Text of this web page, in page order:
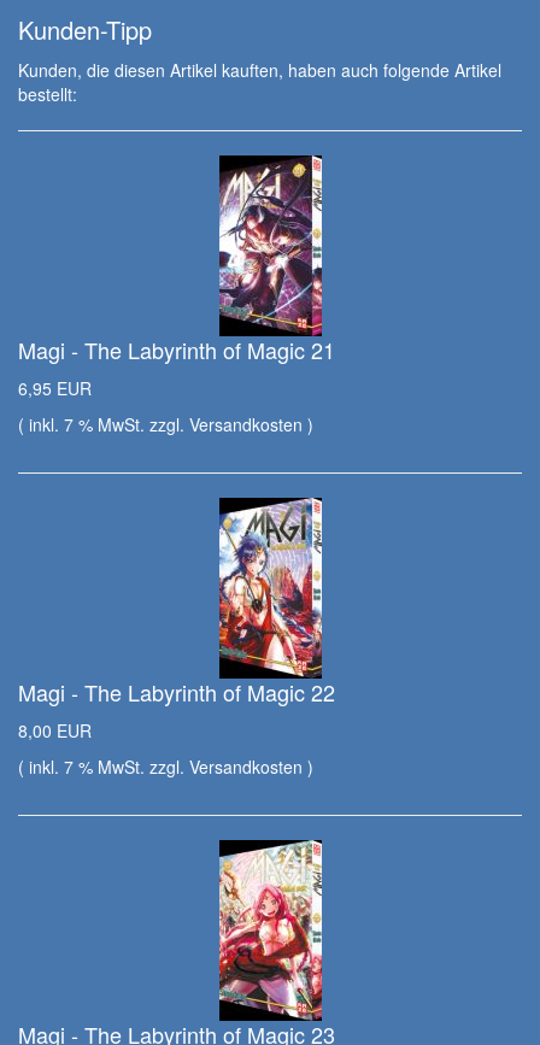
Kunden-Tipp
Kunden, die diesen Artikel kauften, haben auch folgende Artikel
bestellt:
Magi - The Labyrinth of Magic 21
6,95 EUR
( inkl. 7 % MwSt. zzgl. Versandkosten )
Magi - The Labyrinth of Magic 22
8,00 EUR
( inkl. 7 % MwSt. zzgl. Versandkosten )
Magi - The Labyrinth of Magic 23